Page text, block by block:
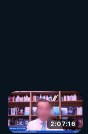
2:07:16